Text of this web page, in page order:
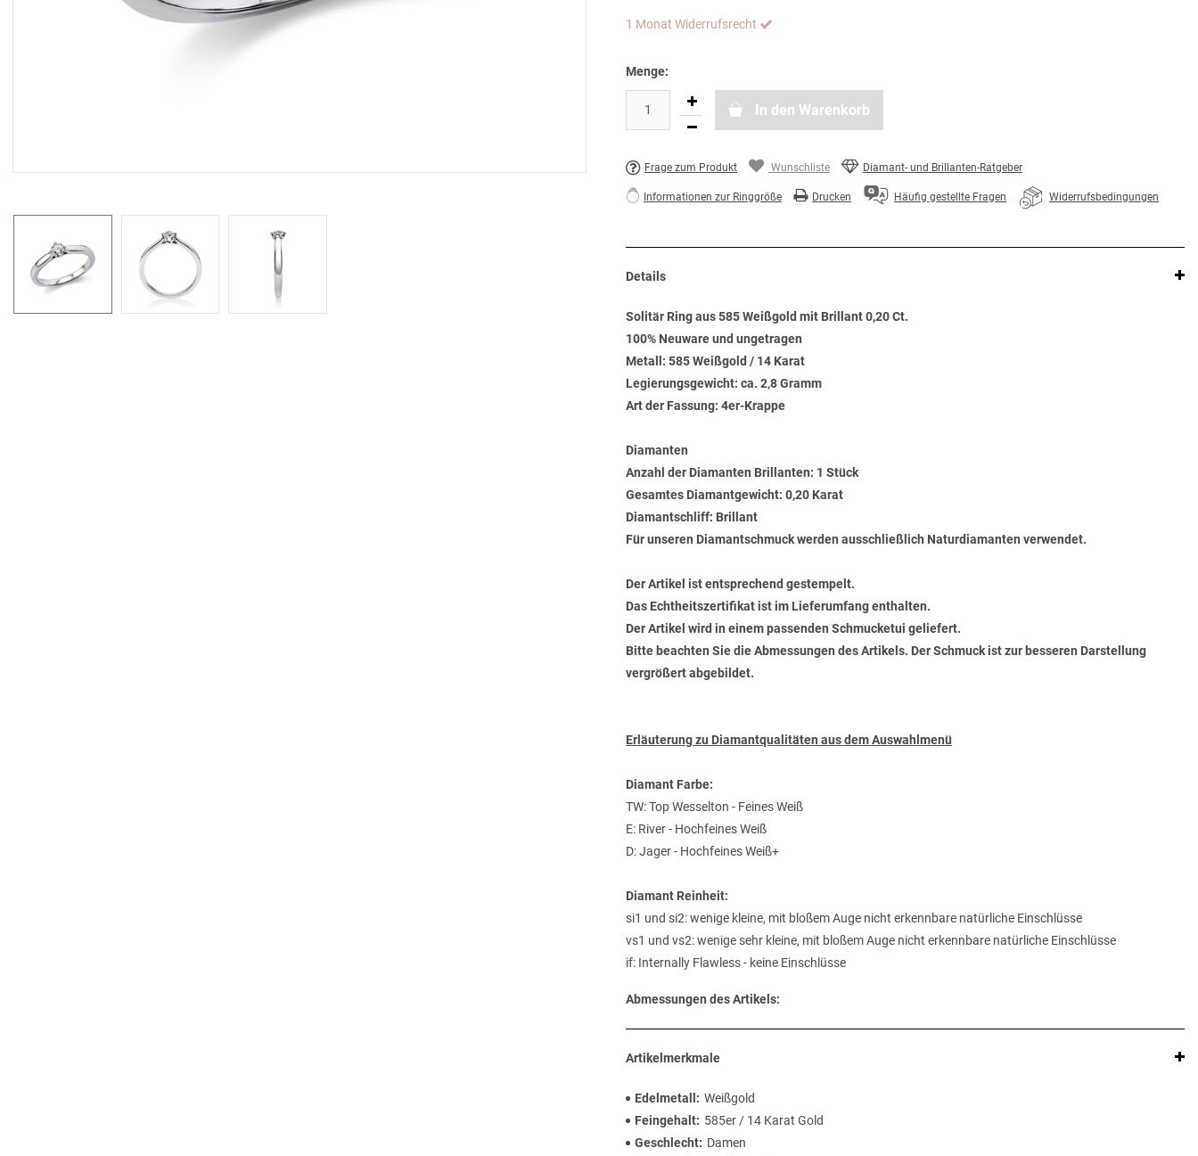
1 Monat Widerrufsrecht
Menge:
In den Warenkorb
Frage zum Produkt Wunschliste Diamant- und Brillanten-Ratgeber
Informationen zur Ringgröße Drucken Häufig gestellte Fragen Widerrufsbedingungen
Details
Solitär Ring aus 585 Weißgold mit Brillant 0,20 Ct.
100% Neuware und ungetragen
Metall: 585 Weißgold / 14 Karat
Legierungsgewicht: ca. 2,8 Gramm
Art der Fassung: 4er-Krappe
Diamanten
Anzahl der Diamanten Brillanten: 1 Stück
Gesamtes Diamantgewicht: 0,20 Karat
Diamantschliff: Brillant
Für unseren Diamantschmuck werden ausschließlich Naturdiamanten verwendet.
Der Artikel ist entsprechend gestempelt.
Das Echtheitszertifikat ist im Lieferumfang enthalten.
Der Artikel wird in einem passenden Schmucketui geliefert.
Bitte beachten Sie die Abmessungen des Artikels. Der Schmuck ist zur besseren Darstellung
vergrößert abgebildet.
Erläuterung zu Diamantqualitäten aus dem Auswahlmenü
Diamant Farbe:
TW: Top Wesselton - Feines Weiß
E: River - Hochfeines Weiß
D: Jager - Hochfeines Weiß+
Diamant Reinheit:
si1 und si2: wenige kleine, mit bloßem Auge nicht erkennbare natürliche Einschlüsse
vs1 und vs2: wenige sehr kleine, mit bloßem Auge nicht erkennbare natürliche Einschlüsse
if: Internally Flawless - keine Einschlüsse
Abmessungen des Artikels:
Artikelmerkmale
Edelmetall
Weißgold
Feingehalt
585er / 14 Karat Gold
Geschlecht
Damen